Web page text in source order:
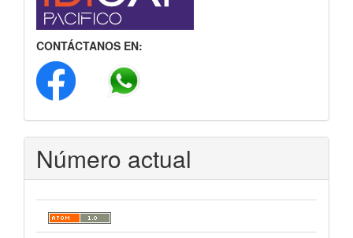
CONTÁCTANOS EN:
Número actual